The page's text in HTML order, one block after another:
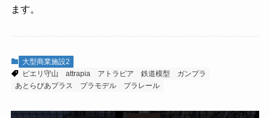
ます。
大型商業施設2
ピエリ守山
attrapia アトラピア 鉄道模型
ガンプラ
あとらぴあプラス
プラモデル プラレール